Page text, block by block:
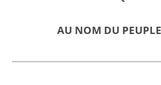
AU NOM DU